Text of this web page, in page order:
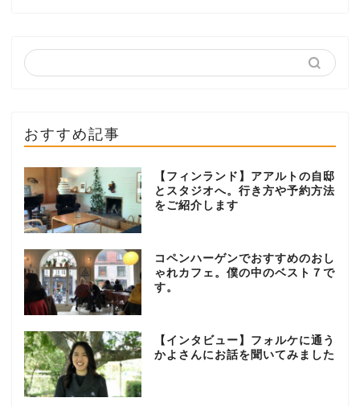
おすすめ記事
【フィンランド】アアルトの自邸
とスタジオへ。行き方や予約方法
をご紹介します
コペンハーゲンでおすすめのおし
ゃれカフェ。僕の中のベスト７で
す。
【インタビュー】フォルケに通う
かよさんにお話を聞いてみました